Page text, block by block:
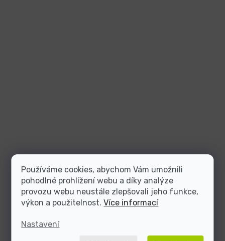
Používáme cookies, abychom Vám umožnili
pohodlné prohlížení webu a díky analýze
provozu webu neustále zlepšovali jeho funkce,
výkon a použitelnost.Více informací
Nastavení